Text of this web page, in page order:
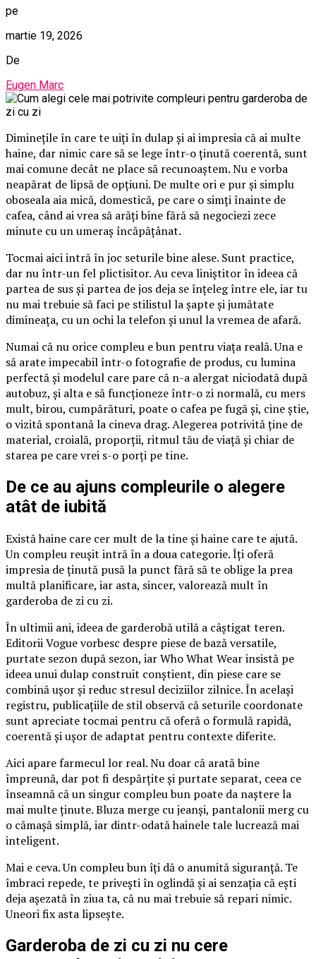
pe
martie 19, 2026
De
Eugen Marc
Diminețile în care te uiți în dulap și ai impresia că ai multe
haine, dar nimic care să se lege într-o ținută coerentă, sunt
mai comune decât ne place să recunoaștem. Nu e vorba
neapărat de lipsă de opțiuni. De multe ori e pur și simplu
oboseala aia mică, domestică, pe care o simți înainte de
cafea, când ai vrea să arăți bine fără să negociezi zece
minute cu un umeraș încăpățânat.
Tocmai aici intră în joc seturile bine alese. Sunt practice,
dar nu într-un fel plictisitor. Au ceva liniștitor în ideea că
partea de sus și partea de jos deja se înțeleg între ele, iar tu
nu mai trebuie să faci pe stilistul la șapte și jumătate
dimineața, cu un ochi la telefon și unul la vremea de afară.
Numai că nu orice compleu e bun pentru viața reală. Una e
să arate impecabil într-o fotografie de produs, cu lumina
perfectă și modelul care pare că n-a alergat niciodată după
autobuz, și alta e să funcționeze într-o zi normală, cu mers
mult, birou, cumpărături, poate o cafea pe fugă și, cine știe,
o vizită spontană la cineva drag. Alegerea potrivită ține de
material, croială, proporții, ritmul tău de viață și chiar de
starea pe care vrei s-o porți pe tine.
De ce au ajuns compleurile o alegere
atât de iubită
Există haine care cer mult de la tine și haine care te ajută.
Un compleu reușit intră în a doua categorie. Îți oferă
impresia de ținută pusă la punct fără să te oblige la prea
multă planificare, iar asta, sincer, valorează mult în
garderoba de zi cu zi.
În ultimii ani, ideea de garderobă utilă a câștigat teren.
Editorii Vogue vorbesc despre piese de bază versatile,
purtate sezon după sezon, iar Who What Wear insistă pe
ideea unui dulap construit conștient, din piese care se
combină ușor și reduc stresul deciziilor zilnice. În același
registru, publicațiile de stil observă că seturile coordonate
sunt apreciate tocmai pentru că oferă o formulă rapidă,
coerentă și ușor de adaptat pentru contexte diferite.
Aici apare farmecul lor real. Nu doar că arată bine
împreună, dar pot fi despărțite și purtate separat, ceea ce
înseamnă că un singur compleu bun poate da naștere la
mai multe ținute. Bluza merge cu jeanși, pantalonii merg cu
o cămașă simplă, iar dintr-odată hainele tale lucrează mai
inteligent.
Mai e ceva. Un compleu bun îți dă o anumită siguranță. Te
îmbraci repede, te privești în oglindă și ai senzația că ești
deja așezată în ziua ta, că nu mai trebuie să repari nimic.
Uneori fix asta lipsește.
Garderoba de zi cu zi nu cere